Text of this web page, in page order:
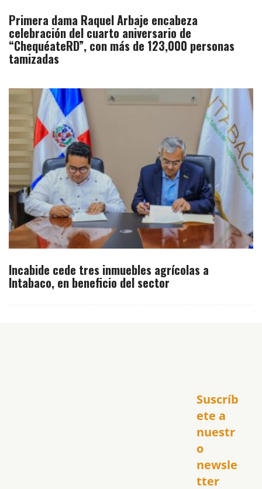
Primera dama Raquel Arbaje encabeza
celebración del cuarto aniversario de
“ChequéateRD”, con más de 123,000 personas
tamizadas
Incabide cede tres inmuebles agrícolas a
Intabaco, en beneficio del sector
Suscríb
ete a
nuestr
o
newsle
tter